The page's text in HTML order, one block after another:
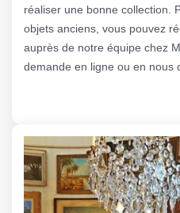
réaliser une bonne collection.
objets anciens, vous pouvez
auprès de notre équipe chez
demande en ligne ou en nous